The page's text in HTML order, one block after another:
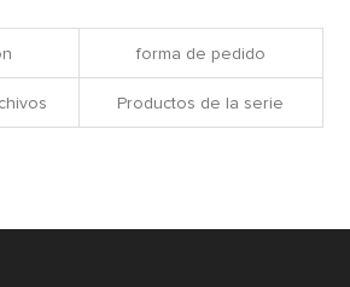
forma de pedido
Productos de la serie